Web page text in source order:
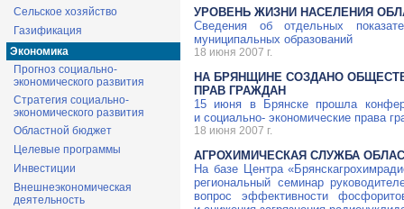
Сельское хозяйство
Газификация
Экономика
Прогноз социально-
экономического развития
Стратегия социально-
экономического развития
Областной бюджет
Целевые программы
Инвестиции
Внешнеэкономическая
деятельность
УРОВЕНЬ ЖИЗНИ НАСЕЛЕНИЯ
Сведения об отдельных
муниципальных образований
18 июня 2007 г.
НА БРЯНЩИНЕ СОЗДАНО
ПРАВ ГРАЖДАН
15 июня в Брянске прошла
и социально- экономические права
18 июня 2007 г.
АГРОХИМИЧЕСКАЯ СЛУЖБА
На базе Центра
региональный семинар
вопрос эффективности